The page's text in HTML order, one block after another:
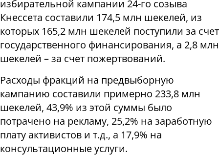
избирательной кампании 24-го созыва
Кнессета составили 174,5 млн шекелей, из
которых 165,2 млн шекелей поступили за счет
государственного финансирования, а 2,8 млн
шекелей – за счет пожертвований.
Расходы фракций на предвыборную
кампанию составили примерно 233,8 млн
шекелей, 43,9% из этой суммы было
потрачено на рекламу, 25,2% на заработную
плату активистов и т.д., а 17,9% на
консультационные услуги.